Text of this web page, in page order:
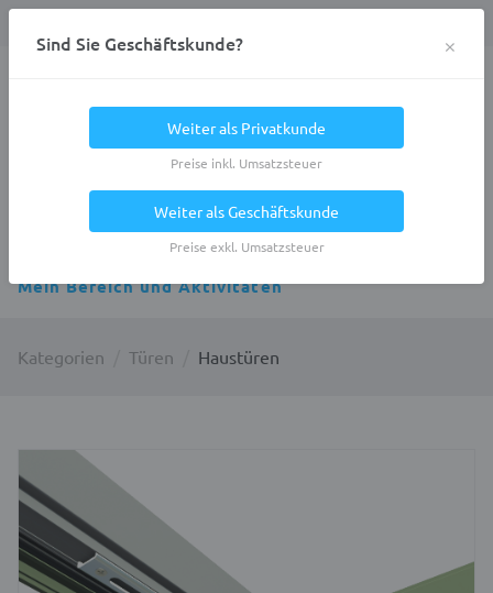
Mein Bereich und Aktivitäten
Kategorien Türen Haustüren
Sind Sie Geschäftskunde? ×
Weiter als Privatkunde
Preise inkl. Umsatzsteuer
Weiter als Geschäftskunde
Preise exkl. Umsatzsteuer